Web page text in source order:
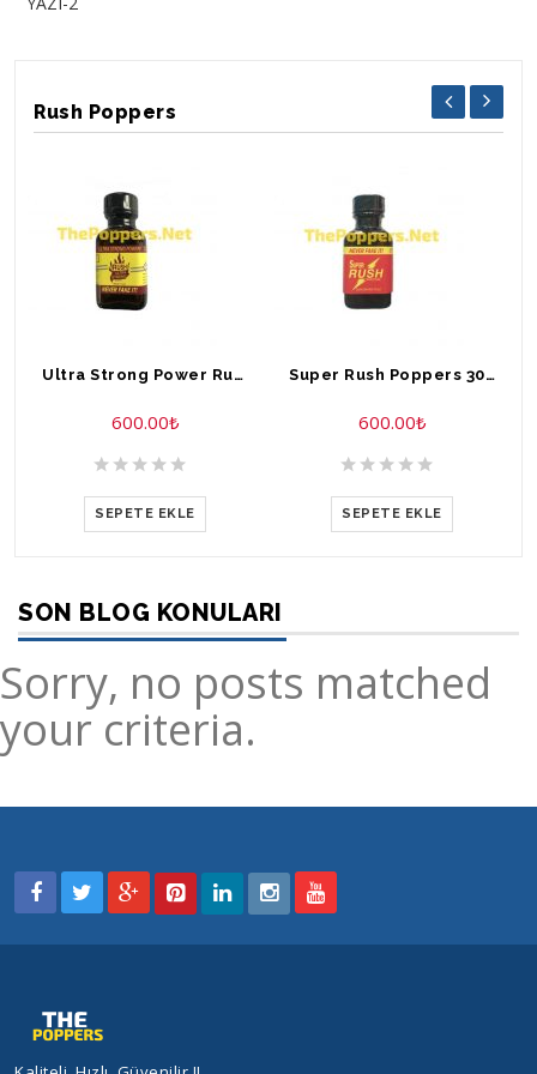
Rush Poppers
Ultra Strong Power Rush Poppers 30 ml
600.00₺
SEPETE EKLE
Super Rush Poppers 30 ml
600.00₺
SEPETE EKLE
SON BLOG KONULARI
Sorry, no posts matched
your criteria.